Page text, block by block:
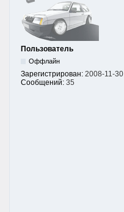
Пользователь
Оффлайн
Зарегистрирован: 2008-11-30
Сообщений: 35